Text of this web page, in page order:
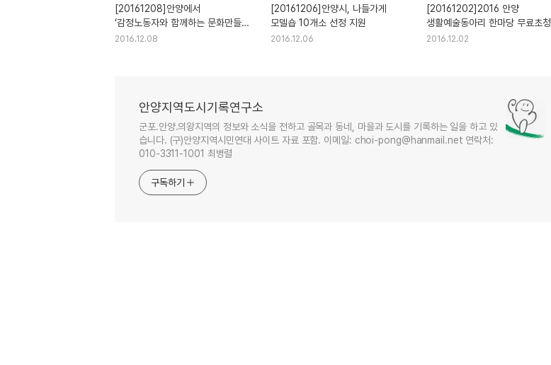
[20161208]안양에서
‘감정노동자와 함께하는 문화만들기'
캠페인
2016.12.08
[20161206]안양시, 나들가게
모델숍 10개소 선정 지원
2016.12.06
[20161202]2016 안양
생활예술동아리 한마당 무료초청
2016.12.02
안양지역도시기록연구소
군포.안양.의왕지역의 정보와 소식을 전하고 골목과 동네, 마을과 도시를 기록하는 일을 하고 있
습니다. (구)안양지역시민연대 사이트 자료 포함. 이메일: choi-pong@hanmail.net 연락처:
010-3311-1001 최병렬
구독하기